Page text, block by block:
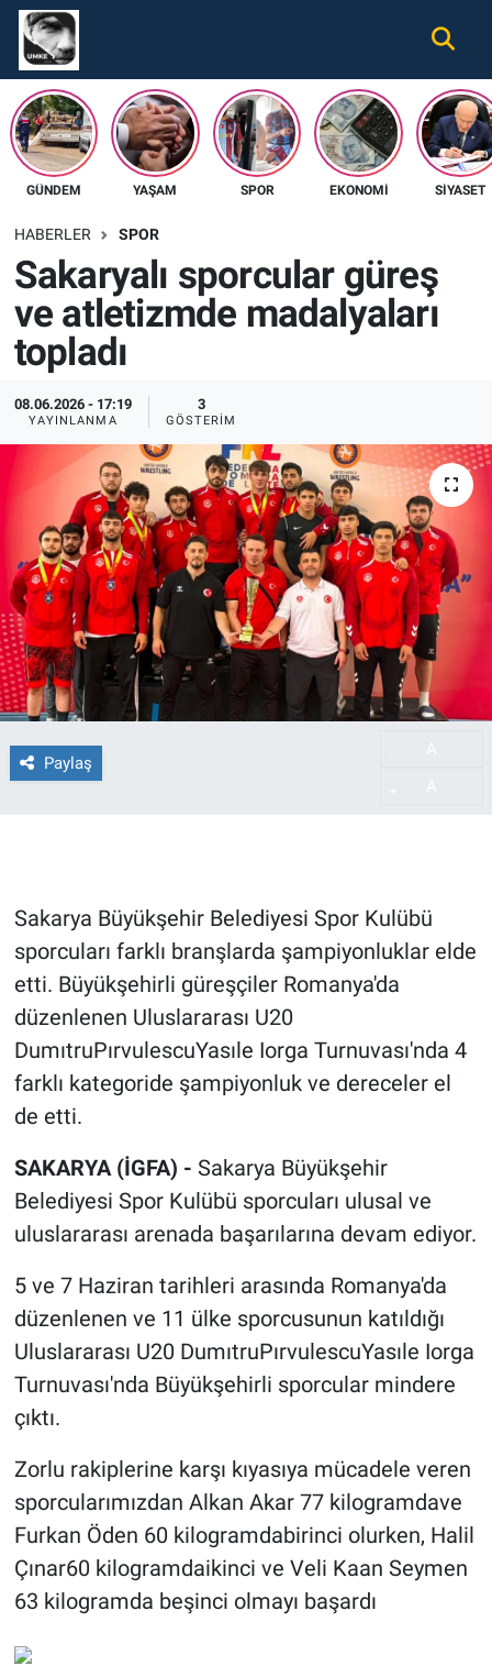
GÜNDEM YAŞAM SPOR EKONOMI SIYASET
HABERLER SPOR
Sakaryalı sporcular güreş
ve atletizmde madalyaları
topladı
08.06.2026 - 17:19
YAYINLANMA
3
GÖSTERIM
Paylaş
Sakarya Büyükşehir Belediyesi Spor Kulübü
sporcuları farklı branşlarda şampiyonluklar elde
etti. Büyükşehirli güreşçiler Romanya'da
düzenlenen Uluslararası U20
DumıtruPırvulescuYasıle Iorga Turnuvası'nda 4
farklı kategoride şampiyonluk ve dereceler el
de etti.
SAKARYA (İGFA) - Sakarya Büyükşehir
Belediyesi Spor Kulübü sporcuları ulusal ve
uluslararası arenada başarılarına devam ediyor.
5 ve 7 Haziran tarihleri arasında Romanya'da
düzenlenen ve 11 ülke sporcusunun katıldığı
Uluslararası U20 DumıtruPırvulescuYasıle Iorga
Turnuvası'nda Büyükşehirli sporcular mindere
çıktı.
Zorlu rakiplerine karşı kıyasıya mücadele veren
sporcularımızdan Alkan Akar 77 kilogramdave
Furkan Öden 60 kilogramdabirinci olurken, Halil
Çınar60 kilogramdaikinci ve Veli Kaan Seymen
63 kilogramda beşinci olmayı başardı
Gündem
Ekonomi
Spor
Tüm Haberler
İletişim
Künye
Nöbetçi Eczaneler
Hava Durumu
Namaz Vakitleri
Süper Lig Puan Durumu ve Fikstür
Tüm Manşetler
Son Dakika Haberleri
Haber Arşivi